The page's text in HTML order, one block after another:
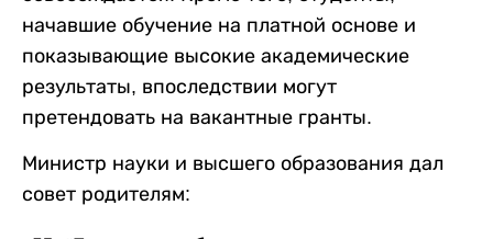
начавшие обучение на платной основе и
показывающие высокие академические
результаты, впоследствии могут
претендовать на вакантные гранты.
Министр науки и высшего образования дал
совет родителям: